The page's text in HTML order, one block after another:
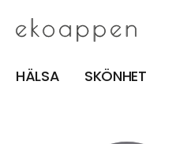
HÄLSA SKÖNHET